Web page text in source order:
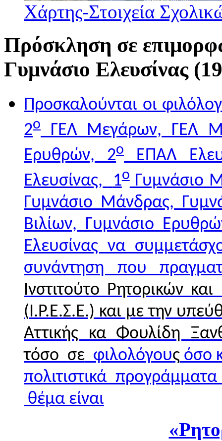
Χάρτης-Στοιχεία
Πρόσκληση σε
Γυμνάσιο Ελευσίνας
Προσκαλούνται οι
2ο
ΓΕΛ Μεγάρων, ΓΕΛ
Ερυθρών, 2οΕΠΑΛ
Ελευσίνας, 1οΓυμνάσιο
Γυμνάσιο Μάνδρας,
Βιλίων, Γυμνάσιο
Ελευσίνας να
συνάντηση που
Ινστιτούτο Ρητορικών
(Ι.Ρ.Ε.Σ.Ε.) και με την
Αττικής κα Φουλίδη
τόσο σε φιλολόγουςόσο
πολιτιστικά
θέμα είναι